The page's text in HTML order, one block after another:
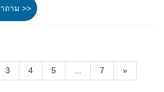
ถาม >>
3 4 5 7 »